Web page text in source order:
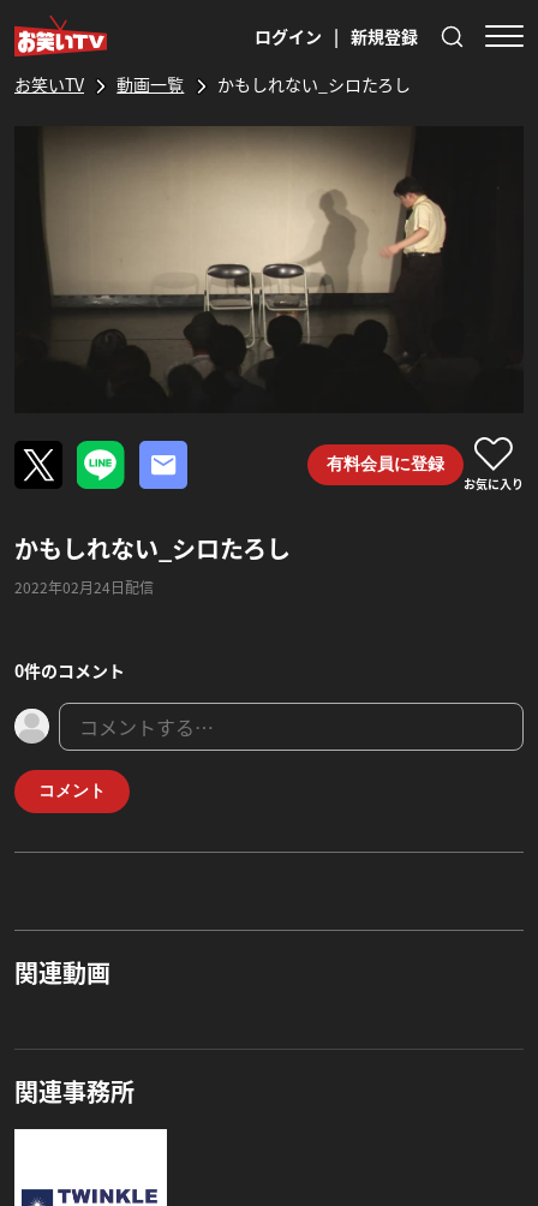
ログイン | 新規登録
お笑いTV 動画一覧 かもしれない_シロたろし
有料会員に登録
お気に入り
かもしれない_シロたろし
2022年02月24日配信
0件のコメント
コメント
関連動画
関連事務所